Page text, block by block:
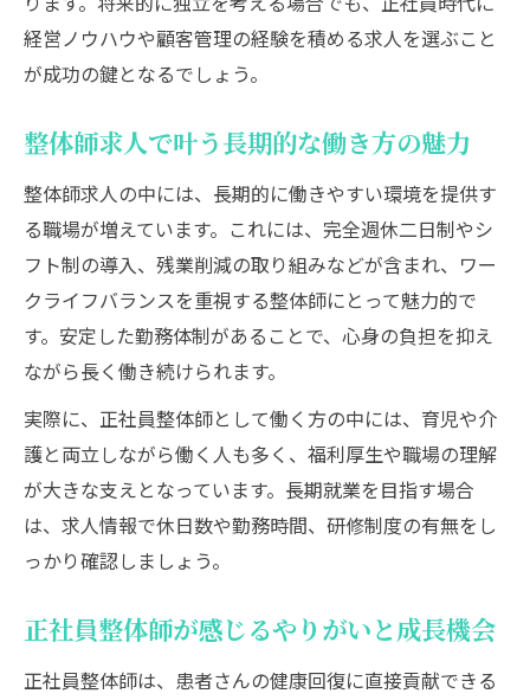
経営ノウハウや顧客管理の経験を積める求人を選ぶこと
が成功の鍵となるでしょう。
整体師求人で叶う長期的な働き方の魅力
整体師求人の中には、長期的に働きやすい環境を提供す
る職場が増えています。これには、完全週休二日制やシ
フト制の導入、残業削減の取り組みなどが含まれ、ワー
クライフバランスを重視する整体師にとって魅力的で
す。安定した勤務体制があることで、心身の負担を抑え
ながら長く働き続けられます。
実際に、正社員整体師として働く方の中には、育児や介
護と両立しながら働く人も多く、福利厚生や職場の理解
が大きな支えとなっています。長期就業を目指す場合
は、求人情報で休日数や勤務時間、研修制度の有無をし
っかり確認しましょう。
正社員整体師が感じるやりがいと成長機会
正社員整体師は、患者さんの健康回復に直接貢献できる